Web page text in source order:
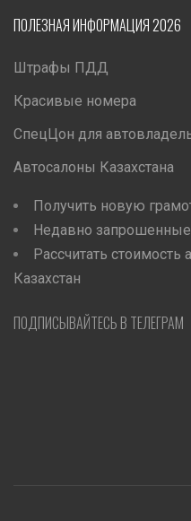
ПОЛЕЗНАЯ ИНФОРМАЦИЯ 2026
Штрафы ПДД
Красивые номера
СпецЦон для
Автосалоны Казахстана
Получить новую
Недавно
Рассчитать
Казахстан
ПОДПИСЫВАЙТЕСЬ В ТЕЛЕГРАМ